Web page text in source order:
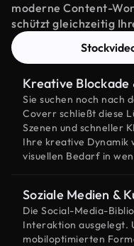
moderne Content-
schützt gleichzeitig
Kreative Blockade
Sie suchen noch nach
Coverr schließt diese
Szenen und schneller
Ihre kreative Dynamik
visuellen Bedarf in
Soziale Medien &
Die Social-Media-
Interaktion ausgelegt.
mobiloptimierten